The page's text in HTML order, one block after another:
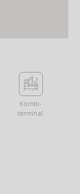
Kombi­
terminal